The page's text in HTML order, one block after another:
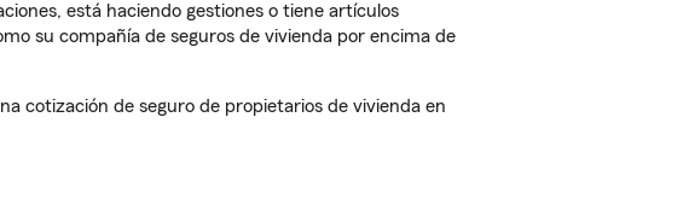
está haciendo gestiones o tiene artículos
su compañía de seguros de vivienda por encima de
cotización de seguro de propietarios de vivienda en